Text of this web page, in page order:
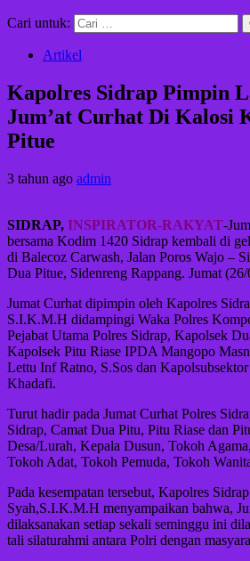
Cari untuk:
Artikel
Kapolres Sidrap Pimpin
Jum’at Curhat Di Kalosi
Pitue
3 tahun ago admin
SIDRAP, INSPIRATOR-RAKYAT-
bersama Kodim 1420 Sidrap kembali di
di Balecoz Carwash, Jalan Poros Wajo –
Dua Pitue, Sidenreng Rappang. Jumat
Jumat Curhat dipimpin oleh Kapolres
S.I.K.M.H didampingi Waka Polres
Pejabat Utama Polres Sidrap, Kapolsek
Kapolsek Pitu Riase IPDA Mangopo
Lettu Inf Ratno, S.Sos dan
Khadafi.
Turut hadir pada Jumat Curhat Polres
Sidrap, Camat Dua Pitu, Pitu Riase dan
Desa/Lurah, Kepala Dusun, Tokoh
Tokoh Adat, Tokoh Pemuda, Tokoh
Pada kesempatan tersebut, Kapolres
Syah,S.I.K.M.H menyampaikan bahwa,
dilaksanakan setiap sekali seminggu ini
tali silaturahmi antara Polri dengan